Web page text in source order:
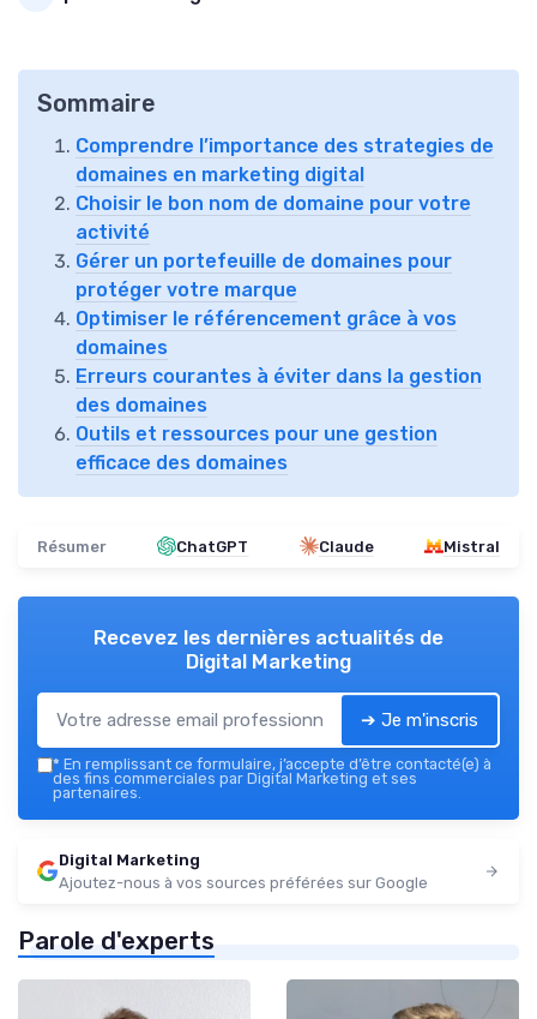
Sommaire
Comprendre l’importance des strategies de
domaines en marketing digital
Choisir le bon nom de domaine pour votre
activité
Gérer un portefeuille de domaines pour
protéger votre marque
Optimiser le référencement grâce à vos
domaines
Erreurs courantes à éviter dans la gestion
des domaines
Outils et ressources pour une gestion
efficace des domaines
Résumer ChatGPT Claude Mistral
Recevez les dernières actualités de
Digital Marketing
➔ Je m'inscris
* En remplissant ce formulaire, j’accepte d’être contacté(e) à
des fins commerciales par Digital Marketing et ses
partenaires.
Digital Marketing
Ajoutez-nous à vos sources préférées sur Google
Parole d'experts